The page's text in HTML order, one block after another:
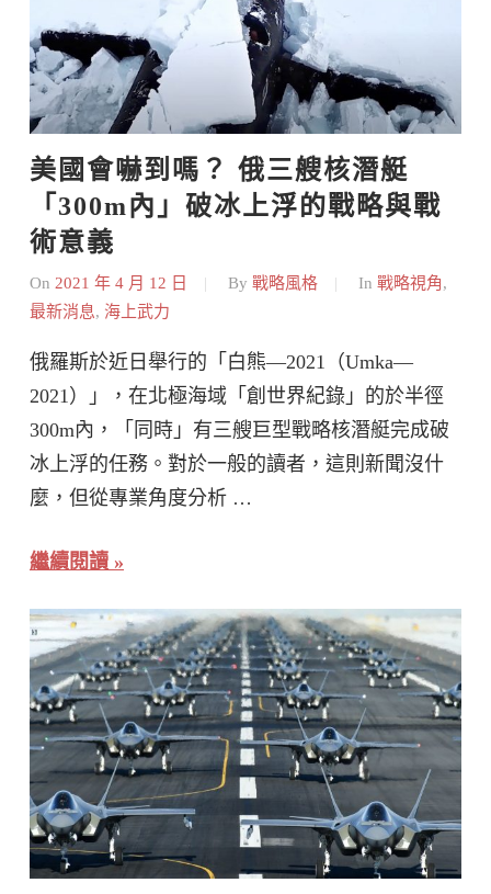
美國會嚇到嗎？ 俄三艘核潛艇
「300m內」破冰上浮的戰略與戰
術意義
On 2021 年 4 月 12 日 By 戰略風格 In 戰略視角,
最新消息, 海上武力
俄羅斯於近日舉行的「白熊—2021（Umka—
2021）」，在北極海域「創世界紀錄」的於半徑
300m內，「同時」有三艘巨型戰略核潛艇完成破
冰上浮的任務。對於一般的讀者，這則新聞沒什
麼，但從專業角度分析 …
繼續閱讀